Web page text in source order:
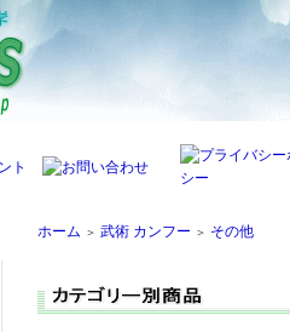
ホーム ＞ 武術 カンフー ＞ その他